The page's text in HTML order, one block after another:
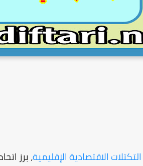
التكتلات الاقتصادية الإقليمية، برز